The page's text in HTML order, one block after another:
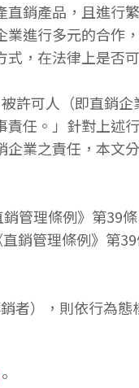
銷產品，且進行
進行多元的合作
，在法律上是否
許可人（即直銷
任。」針對上述
業之責任，本文
管理條例》第39
銷管理條例》第
者），則依行為